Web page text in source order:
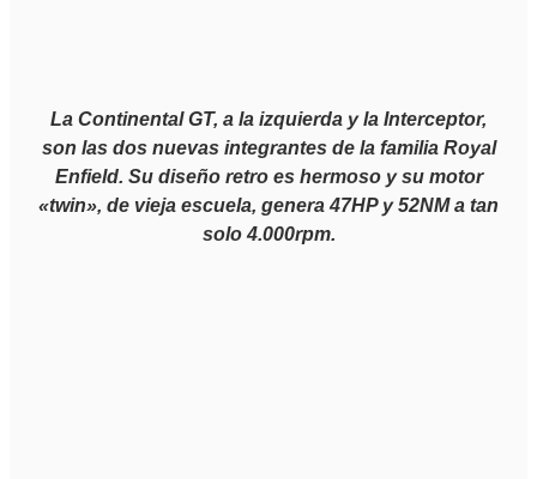
La Continental GT, a la izquierda y la Interceptor,
son las dos nuevas integrantes de la familia Royal
Enfield. Su diseño retro es hermoso y su motor
«twin», de vieja escuela, genera 47HP y 52NM a tan
solo 4.000rpm.